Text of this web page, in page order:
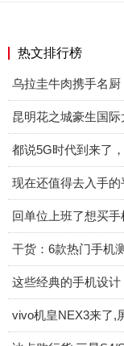
热文排行榜
乌拉圭牛肉携手名
昆明花之城豪生国
都说5G时代到来了
现在还值得去入手的
回单位上班了想买
干货：6款热门手机
这些经典的手机设计
vivo机皇NEX3来了,